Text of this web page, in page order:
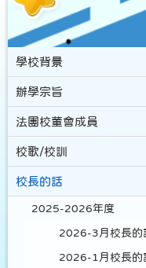
學校背景
辦學宗旨
法團校董會成員
校歌/校訓
校長的話
2025-2026年度
2026-3月校長的
2026-1月校長的